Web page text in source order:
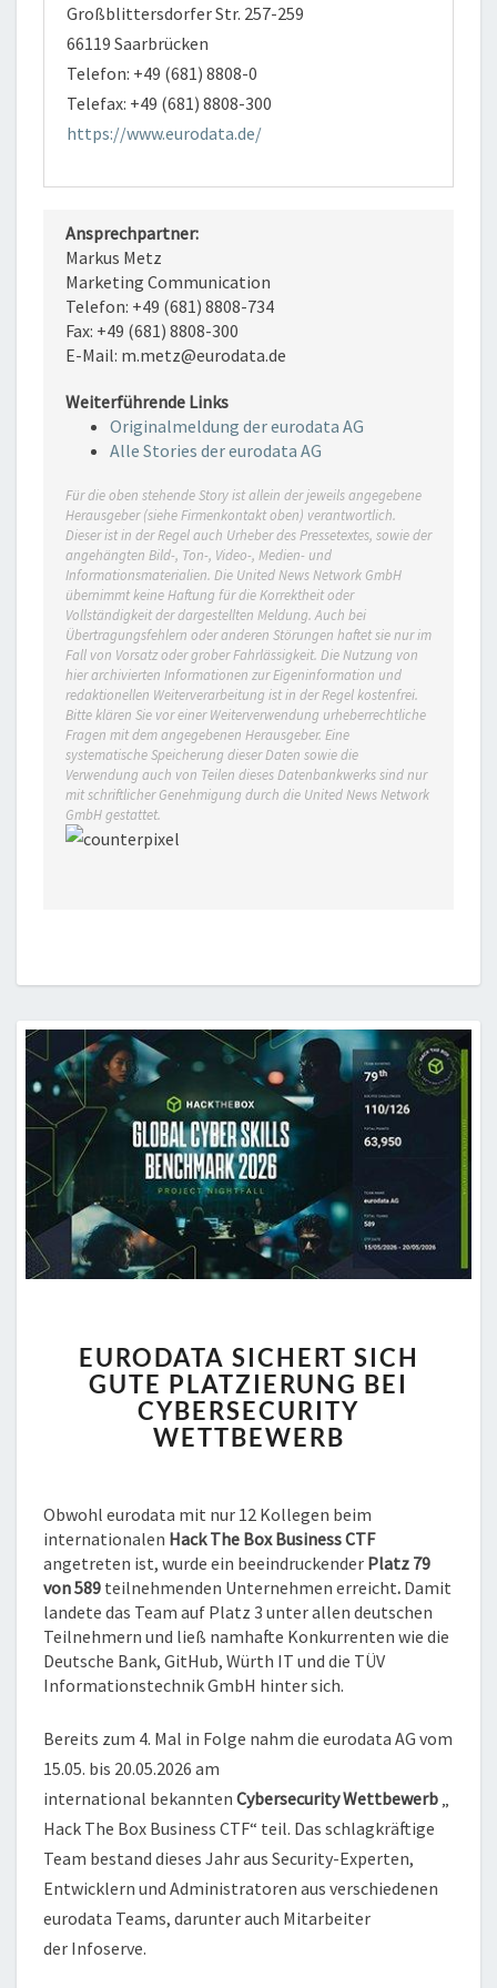
Großblittersdorfer Str. 257-259
66119 Saarbrücken
Telefon: +49 (681) 8808-0
Telefax: +49 (681) 8808-300
https://www.eurodata.de/
Ansprechpartner:
Markus Metz
Marketing Communication
Telefon: +49 (681) 8808-734
Fax: +49 (681) 8808-300
E-Mail: m.metz@eurodata.de
Weiterführende Links
Originalmeldung der eurodata AG
Alle Stories der eurodata AG
Für die oben stehende Story ist allein der jeweils angegebene
Herausgeber (siehe Firmenkontakt oben) verantwortlich.
Dieser ist in der Regel auch Urheber des Pressetextes, sowie der
angehängten Bild-, Ton-, Video-, Medien- und
Informationsmaterialien. Die United News Network GmbH
übernimmt keine Haftung für die Korrektheit oder
Vollständigkeit der dargestellten Meldung. Auch bei
Übertragungsfehlern oder anderen Störungen haftet sie nur im
Fall von Vorsatz oder grober Fahrlässigkeit. Die Nutzung von
hier archivierten Informationen zur Eigeninformation und
redaktionellen Weiterverarbeitung ist in der Regel kostenfrei.
Bitte klären Sie vor einer Weiterverwendung urheberrechtliche
Fragen mit dem angegebenen Herausgeber. Eine
systematische Speicherung dieser Daten sowie die
Verwendung auch von Teilen dieses Datenbankwerks sind nur
mit schriftlicher Genehmigung durch die United News Network
GmbH gestattet.
SICHERT
SICH
GUTE
PLATZIERUNG
WETTBEWERB
EURODATA SICHERT SICH
GUTE PLATZIERUNG BEI
CYBERSECURITY
WETTBEWERB
Obwohl eurodata mit nur 12 Kollegen beim
internationalen Hack The Box Business CTF
angetreten ist, wurde ein beeindruckender Platz 79
von 589 teilnehmenden Unternehmen erreicht. Damit
landete das Team auf Platz 3 unter allen deutschen
Teilnehmern und ließ namhafte Konkurrenten wie die
Deutsche Bank, GitHub, Würth IT und die TÜV
Informationstechnik GmbH hinter sich.
Bereits zum 4. Mal in Folge nahm die eurodata AG vom
15.05. bis 20.05.2026 am
international bekannten Cybersecurity Wettbewerb „
Hack The Box Business CTF“ teil. Das schlagkräftige
Team bestand dieses Jahr aus Security-Experten,
Entwicklern und Administratoren aus verschiedenen
eurodata Teams, darunter auch Mitarbeiter
der Infoserve.